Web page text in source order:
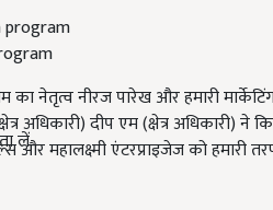
लें
का नेतृत्व नीरज पारेख और हमारी
अधिकारी) दीप एम (क्षेत्र अधिकारी)
और महालक्ष्मी एंटरप्राइजेज को हमारी